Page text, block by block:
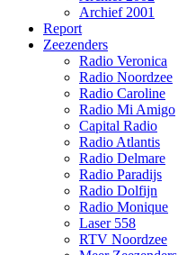
Archief 2001
Report
Zeezenders
Radio Veronica
Radio Noordzee
Radio Caroline
Radio Mi Amigo
Capital Radio
Radio Atlantis
Radio Delmare
Radio Paradijs
Radio Dolfijn
Radio Monique
Laser 558
RTV Noordzee